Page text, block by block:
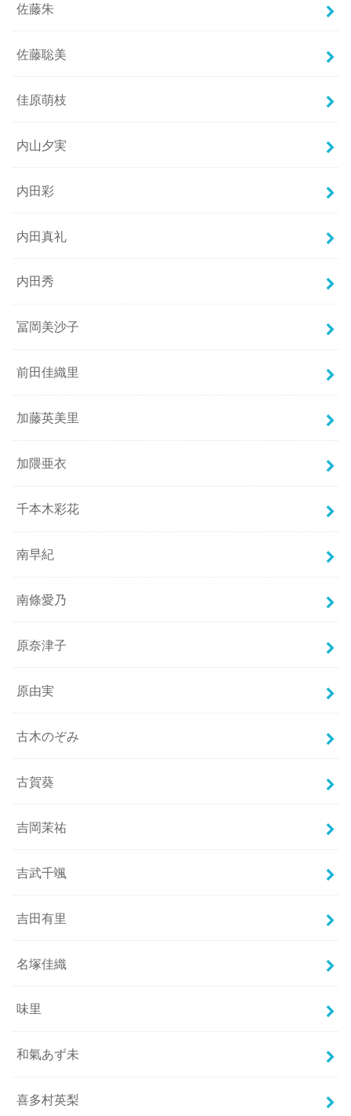
佐藤朱
佐藤聡美
佳原萌枝
内山夕実
内田彩
内田真礼
内田秀
冨岡美沙子
前田佳織里
加藤英美里
加隈亜衣
千本木彩花
南早紀
南條愛乃
原奈津子
原由実
古木のぞみ
古賀葵
吉岡茉祐
吉武千颯
吉田有里
名塚佳織
味里
和氣あず未
喜多村英梨